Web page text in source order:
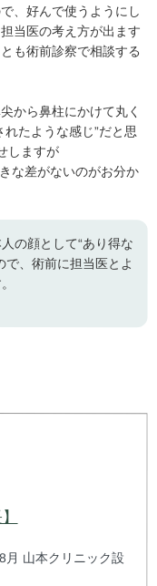
、好んで使うようにし
当医の考え方が出ます
も術前診察で相談する
から鼻柱にかけて丸く
たような感じ”だと思
しますが
な差がないのがお分か
の顔として“あり得な
で、術前に担当医とよ
月 山本クリニック設